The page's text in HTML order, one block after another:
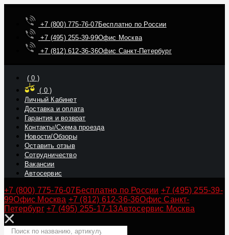
+7 (800) 775-76-07Бесплатно по России
+7 (495) 255-39-99Офис Москва
+7 (812) 612-36-36Офис Санкт-Петербург
(0 )
( 0)
Личный Кабинет
Доставка и оплата
Гарантия и возврат
Контакты/Схема проезда
Новости/Обзоры
Оставить отзыв
Сотрудничество
Вакансии
Автосервис
+7 (800) 775-76-07 Бесплатно по России +7 (495) 255-39-
99Офис Москва +7 (812) 612-36-36Офис Санкт-
Петербург +7 (495) 255-17-13Автосервис Москва